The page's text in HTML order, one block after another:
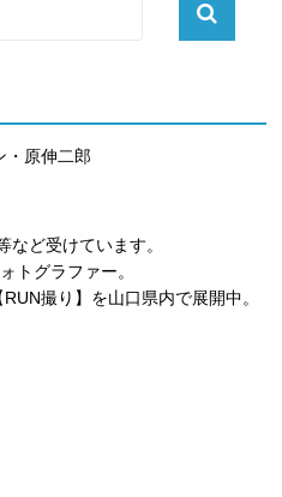
・原伸二郎
など受けています。
トグラファー。
撮り】を山口県内で展開中。